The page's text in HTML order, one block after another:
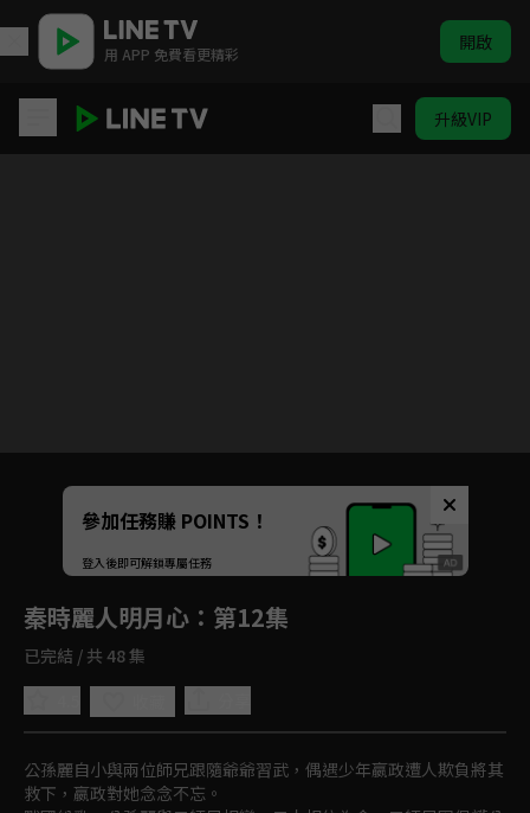
用 APP 免費看更精彩 開啟
升級VIP
Unmute
如有不便請見諒
參加任務賺 POINTS！
登入後即可解鎖專屬任務
秦時麗人明月心 ：第12集
已完結 / 共 48 集
公孫麗自小與兩位師兄跟隨爺爺習武，偶遇少年嬴政遭人欺負將其
救下，嬴政對她念念不忘。